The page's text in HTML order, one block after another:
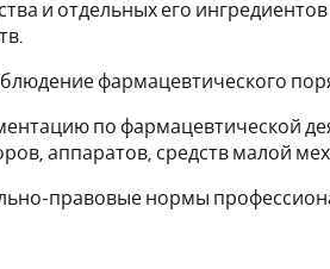
и отдельных его
фармацевтического
по фармацевтической
аппаратов, средств малой
правовые нормы